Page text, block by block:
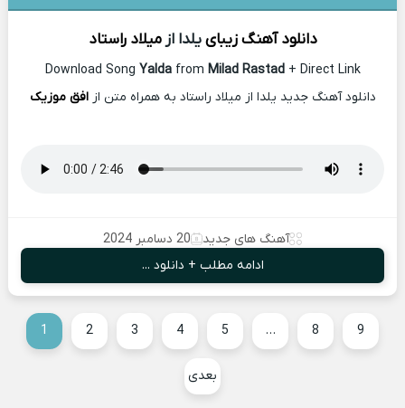
دانلود آهنگ زیبای یلدا ازمیلاد راستاد
Download Song Yaldafrom Milad Rastad+ Direct Link
دانلود آهنگ جدید یلدا از میلاد راستاد به همراه متن ازافق موزیک
آهنگ های جدید
20 دسامبر 2024
ادامه مطلب + دانلود ...
1 2 3 4 5 … 8 9
بعدی